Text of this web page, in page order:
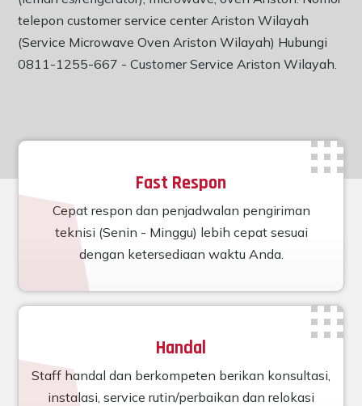
telepon customer service center Ariston Wilayah
(Service Microwave Oven Ariston Wilayah) Hubungi
0811-1255-667 - Customer Service Ariston Wilayah.
Fast Respon
Cepat respon dan penjadwalan pengiriman
teknisi (Senin - Minggu) lebih cepat sesuai
dengan ketersediaan waktu Anda.
Handal
Staff handal dan berkompeten berikan konsultasi,
instalasi, service rutin/perbaikan dan relokasi